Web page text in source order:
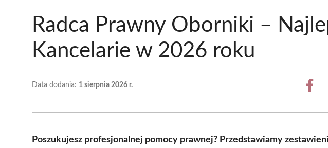
Radca Prawny Oborniki –
Kancelarie w 2026 roku
Data dodania: 1 sierpnia 2026 r.
Share
Poszukujesz profesjonalnej pomocy prawnej? Przedstawiamy